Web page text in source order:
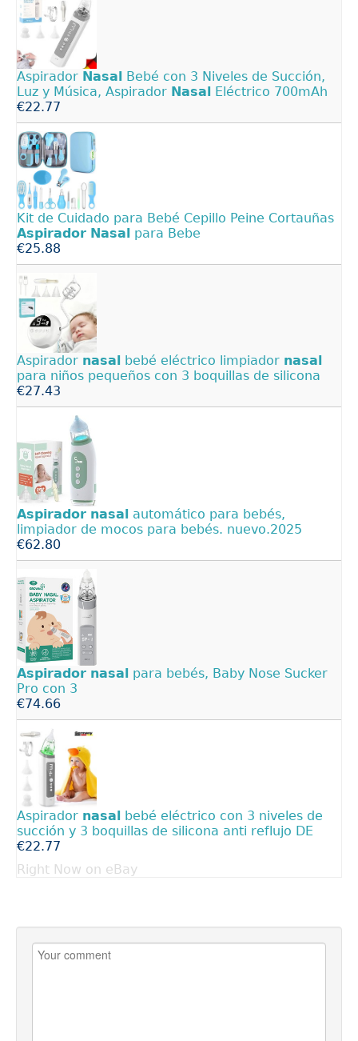
Aspirador Nasal Bebé con 3 Niveles de Succión,
Luz y Música, Aspirador Nasal Eléctrico 700mAh
€22.77
Kit de Cuidado para Bebé Cepillo Peine Cortauñas
Aspirador Nasal para Bebe
€25.88
Aspirador nasal bebé eléctrico limpiador nasal
para niños pequeños con 3 boquillas de silicona
€27.43
Aspirador nasal automático para bebés,
limpiador de mocos para bebés. nuevo.2025
€62.80
Aspirador nasal
para bebés, Baby Nose Sucker
Pro con 3
€74.66
Aspirador nasal
bebé eléctrico con 3 niveles de
succión y 3 boquillas de silicona anti reflujo DE
€22.77
Right Now on eBay